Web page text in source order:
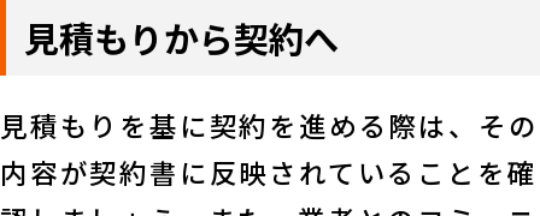
見積もりから契約へ
見積もりを基に契約を進める際は、その
内容が契約書に反映されていることを確